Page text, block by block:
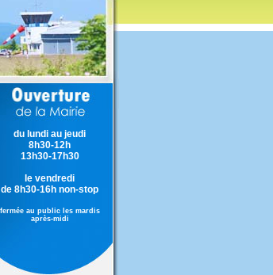
du lundi au jeudi
8h30-12h
13h30-17h30
le vendredi
de 8h30-16h non-stop
fermée au public les mardis
après-midi